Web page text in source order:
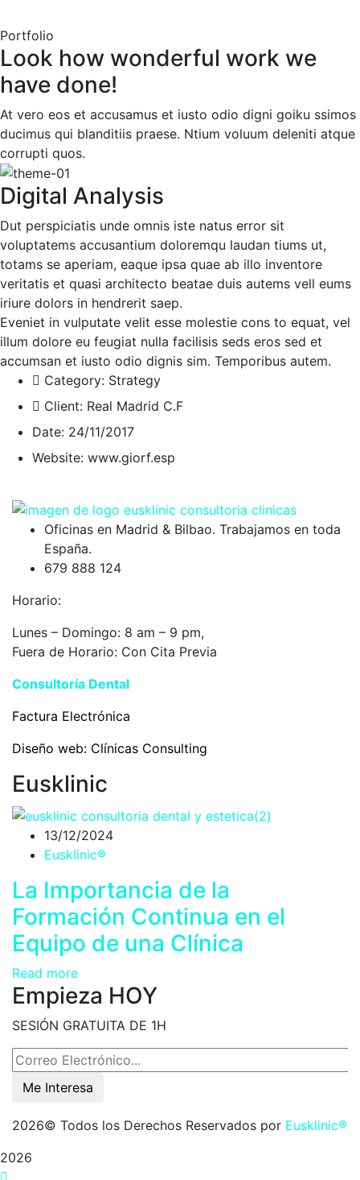
Portfolio
Look how wonderful work we
have done!
At vero eos et accusamus et iusto odio digni goiku ssimos
ducimus qui blanditiis praese. Ntium voluum deleniti atque
corrupti quos.
Digital Analysis
Dut perspiciatis unde omnis iste natus error sit
voluptatems accusantium doloremqu laudan tiums ut,
totams se aperiam, eaque ipsa quae ab illo inventore
veritatis et quasi architecto beatae duis autems vell eums
iriure dolors in hendrerit saep.
Eveniet in vulputate velit esse molestie cons to equat, vel
illum dolore eu feugiat nulla facilisis seds eros sed et
accumsan et iusto odio dignis sim. Temporibus autem.
Category: Strategy
Client: Real Madrid C.F
Date: 24/11/2017
Website: www.giorf.esp
Oficinas en Madrid & Bilbao. Trabajamos en toda
España.
679 888 124
Horario:
Lunes – Domingo: 8 am – 9 pm,
Fuera de Horario: Con Cita Previa
Consultoría Dental
Factura Electrónica
Diseño web: Clínicas Consulting
Eusklinic
13/12/2024
Eusklinic®
La Importancia de la
Formación Continua en el
Equipo de una Clínica
Read more
Empieza HOY
SESIÓN GRATUITA DE 1H
Me Interesa
2026© Todos los Derechos Reservados por Eusklinic®
2026